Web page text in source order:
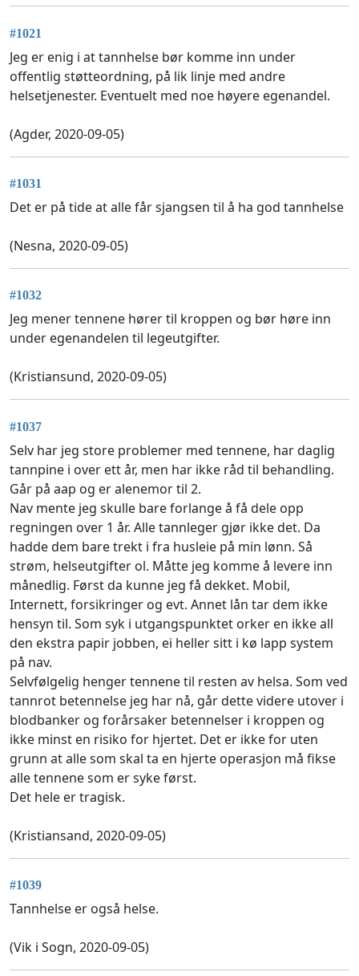
#1021
Jeg er enig i at tannhelse bør komme inn under
offentlig støtteordning, på lik linje med andre
helsetjenester. Eventuelt med noe høyere egenandel.
(Agder, 2020-09-05)
#1031
Det er på tide at alle får sjangsen til å ha god tannhelse
(Nesna, 2020-09-05)
#1032
Jeg mener tennene hører til kroppen og bør høre inn
under egenandelen til legeutgifter.
(Kristiansund, 2020-09-05)
#1037
Selv har jeg store problemer med tennene, har daglig
tannpine i over ett år, men har ikke råd til behandling.
Går på aap og er alenemor til 2.
Nav mente jeg skulle bare forlange å få dele opp
regningen over 1 år. Alle tannleger gjør ikke det. Da
hadde dem bare trekt i fra husleie på min lønn. Så
strøm, helseutgifter ol. Måtte jeg komme å levere inn
månedlig. Først da kunne jeg få dekket. Mobil,
Internett, forsikringer og evt. Annet lån tar dem ikke
hensyn til. Som syk i utgangspunktet orker en ikke all
den ekstra papir jobben, ei heller sitt i kø lapp system
på nav.
Selvfølgelig henger tennene til resten av helsa. Som ved
tannrot betennelse jeg har nå, går dette videre utover i
blodbanker og forårsaker betennelser i kroppen og
ikke minst en risiko for hjertet. Det er ikke for uten
grunn at alle som skal ta en hjerte operasjon må fikse
alle tennene som er syke først.
Det hele er tragisk.
(Kristiansand, 2020-09-05)
#1039
Tannhelse er også helse.
(Vik i Sogn, 2020-09-05)